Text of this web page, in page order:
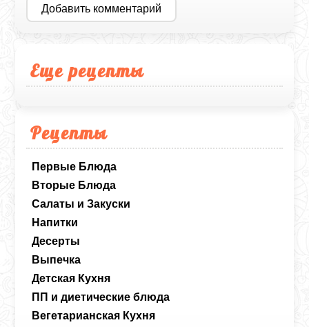
Рецепты
Первые Блюда
Вторые Блюда
Салаты и Закуски
Напитки
Десерты
Выпечка
Детская Кухня
ПП и диетические блюда
Вегетарианская Кухня
Добавить комментарий
Еще рецепты